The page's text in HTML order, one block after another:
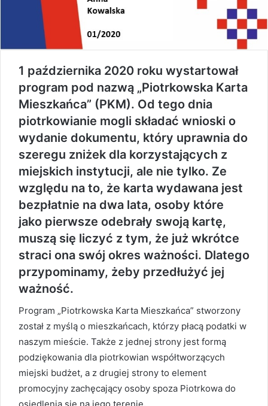
1 października 2020 roku wystartował
program pod nazwą „Piotrkowska Karta
Mieszkańca” (PKM). Od tego dnia
piotrkowianie mogli składać wnioski o
wydanie dokumentu, który uprawnia do
szeregu zniżek dla korzystających z
miejskich instytucji, ale nie tylko. Ze
względu na to, że karta wydawana jest
bezpłatnie na dwa lata, osoby które
jako pierwsze odebrały swoją kartę,
muszą się liczyć z tym, że już wkrótce
straci ona swój okres ważności. Dlatego
przypominamy, żeby przedłużyć jej
ważność.
Program „Piotrkowska Karta Mieszkańca” stworzony
został z myślą o mieszkańcach, którzy płacą podatki w
naszym mieście. Także z jednej strony jest formą
podziękowania dla piotrkowian współtworzących
miejski budżet, a z drugiej strony to element
promocyjny zachęcający osoby spoza Piotrkowa do
osiedlenia się na jego terenie.